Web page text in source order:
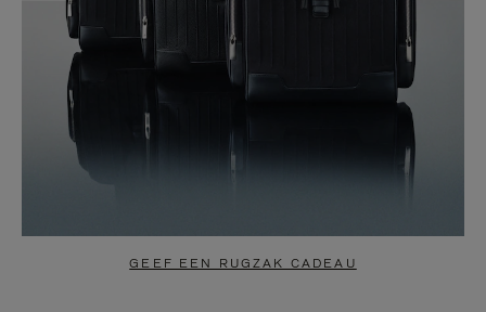
GEEF EEN RUGZAK CADEAU